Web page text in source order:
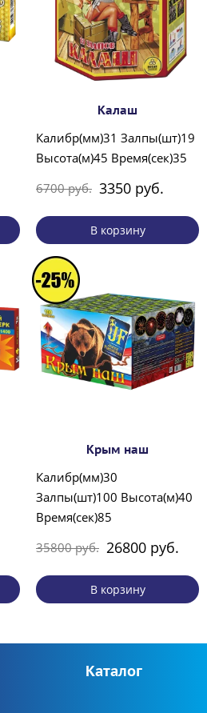
Калаш
Калибр(мм)31 Залпы(шт)19
Высота(м)45 Время(сек)35
6700 руб. 3350 руб.
В корзину
Крым наш
Калибр(мм)30
Залпы(шт)100 Высота(м)40
Время(сек)85
35800 руб. 26800 руб.
В корзину
Каталог